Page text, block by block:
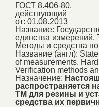
ГОСТ 8.406-80.
действующий
от: 01.08.2013
Название:
единства
Методы и средства
Название (англ):
of measurements.
Verification methods
Назначение:
распространяется
ТМ для резины и
средства их